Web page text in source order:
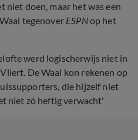
niet doen, maar het was een
tegenover ESPNop het
werd logischerwijs niet in
De Waal kon rekenen op
die hijzelf niet
niet zó heftig verwacht'